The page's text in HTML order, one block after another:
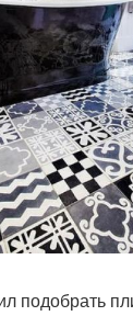
подобрать